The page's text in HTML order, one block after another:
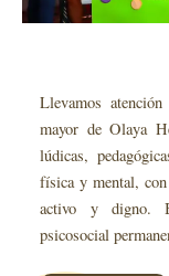
Llevamos
mayor de Olaya
lúdicas,
física y mental,
activo y digno.
psicosocial